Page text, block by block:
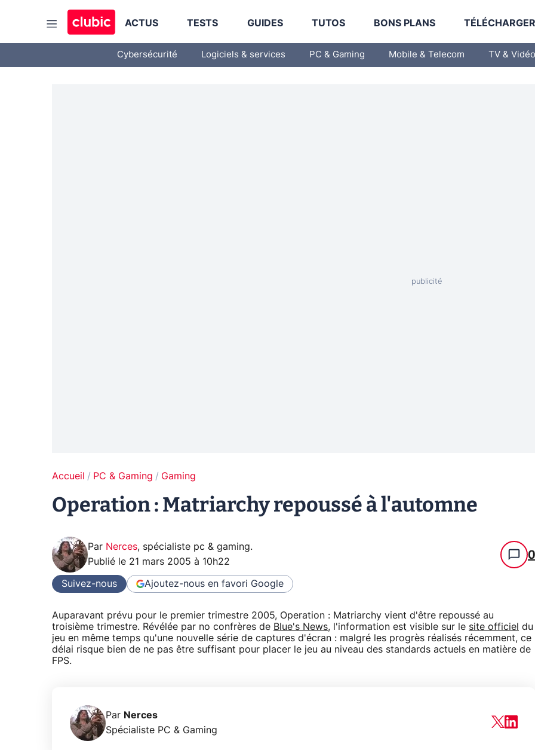
ACTUS TESTS GUIDES TUTOS BONS PLANS
Cybersécurité Logiciels & services PC & Gaming Mobile & Telecom TV & Vidéo
Accueil PC & Gaming Gaming
Operation : Matriarchy repoussé à l'automne
Par Nerces, spécialiste pc & gaming.
Publié le 21 mars 2005 à 10h22 0
Suivez-nous Ajoutez-nous en favori Google
Auparavant prévu pour le premier trimestre 2005, Operation : Matriarchy vient d'être repoussé au
troisième trimestre. Révélée par no confrères de Blue's News, l'information est visible sur le site officiel du
jeu en même temps qu'une nouvelle série de captures d'écran : malgré les progrès réalisés récemment, ce
délai risque bien de ne pas être suffisant pour placer le jeu au niveau des standards actuels en matière de
FPS.
Par Nerces
Spécialiste PC & Gaming